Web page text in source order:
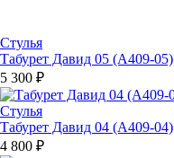
Стулья
Табурет Давид 05 (A409-05)
5 300 ₽
Стулья
Табурет Давид 04 (A409-04)
4 800 ₽